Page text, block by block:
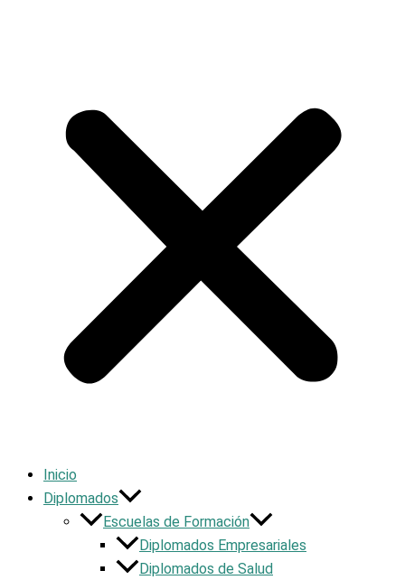
Inicio
Diplomados
Escuelas de Formación
Diplomados Empresariales
Diplomados de Salud